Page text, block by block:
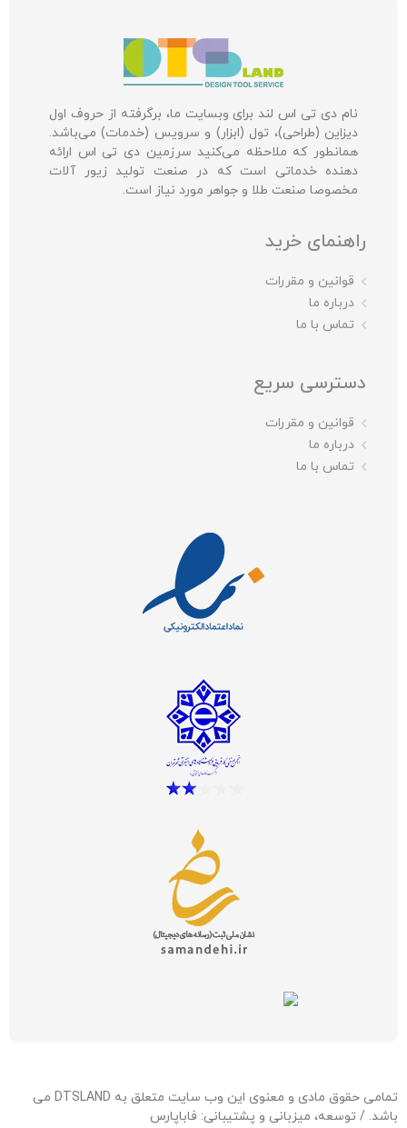
نام دی تی اس لند برای وبسایت ما، برگرفته از حروف اول
دیزاین (طراحی)، تول (ابزار) و سرویس (خدمات) می‌باشد.
همانطور که ملاحظه می‌کنید سرزمین دی تی اس ارائه
دهنده خدماتی است که در صنعت تولید زیور آلات
مخصوصا صنعت طلا و جواهر مورد نیاز است.
راهنمای خرید
قوانین و مقررات
درباره ما
تماس با ما
دسترسی سریع
قوانین و مقررات
درباره ما
تماس با ما
تمامی حقوق مادی و معنوی این وب سایت متعلق به DTSLAND می
باشد. / توسعه، میزبانی و پشتیبانی: فاباپارس